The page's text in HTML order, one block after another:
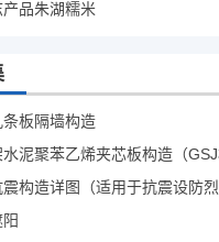
品朱湖糯米
板隔墙构造
泥聚苯乙烯夹芯板构造（GSJ